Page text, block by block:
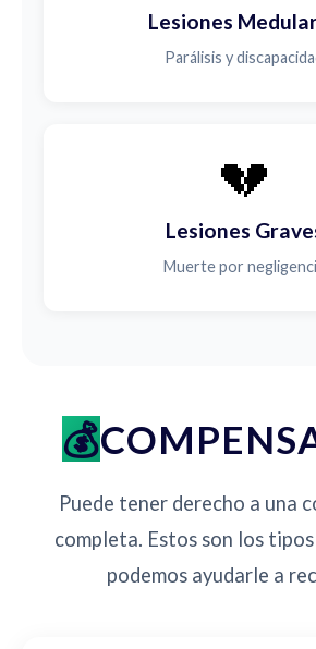
Lesiones
Parálisis y
💔
Lesiones
Muerte por
Puede tener derecho a una
completa. Estos son los
podemos ayudarle a